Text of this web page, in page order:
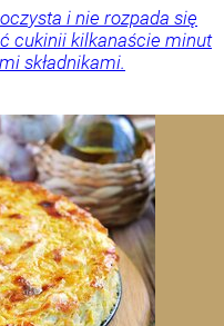
i nie rozpada się
cukinii kilkanaście minut
składnikami.